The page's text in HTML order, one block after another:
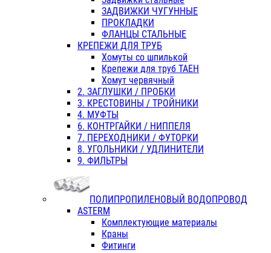
ЗАДВИЖКИ ЧУГУННЫЕ
ПРОКЛАДКИ
ФЛАНЦЫ СТАЛЬНЫЕ
КРЕПЕЖИ ДЛЯ ТРУБ
Хомуты со шпилькой
Крепежи для труб ТАЕН
Хомут червячный
2. ЗАГЛУШКИ / ПРОБКИ
3. КРЕСТОВИНЫ / ТРОЙНИКИ
4. МУФТЫ
6. КОНТРГАЙКИ / НИППЕЛЯ
7. ПЕРЕХОДНИКИ / ФУТОРКИ
8. УГОЛЬНИКИ / УДЛИНИТЕЛИ
9. ФИЛЬТРЫ
ПОЛИПРОПИЛЕНОВЫЙ ВОДОПРОВОД
ASTERM
Комплектующие материалы
Краны
Фитинги